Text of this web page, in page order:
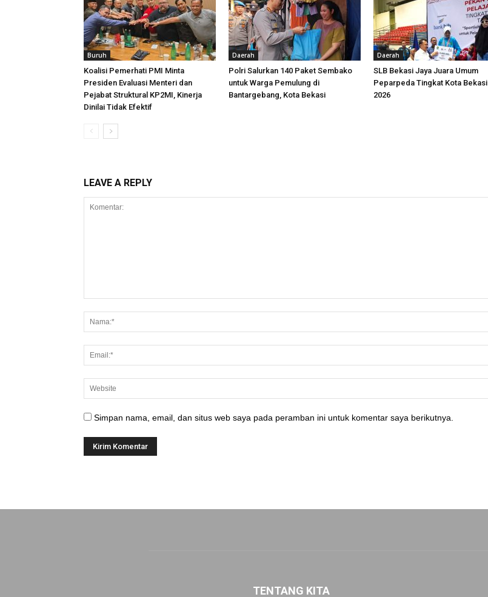
Buruh
Koalisi Pemerhati PMI Minta
Presiden Evaluasi Menteri dan
Pejabat Struktural KP2MI, Kinerja
Dinilai Tidak Efektif
Daerah
Polri Salurkan 140 Paket Sembako
untuk Warga Pemulung di
Bantargebang, Kota Bekasi
Daerah
SLB Bekasi Jaya Juara Umum
Peparpeda Tingkat Kota Bekasi
2026
LEAVE A REPLY
Simpan nama, email, dan situs web saya pada peramban ini untuk komentar saya berikutnya.
TENTANG KITA